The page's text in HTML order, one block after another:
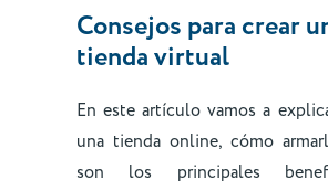
Consejos para crear
tienda virtual
En este artículo vamos a
una tienda online, cómo
son los principales